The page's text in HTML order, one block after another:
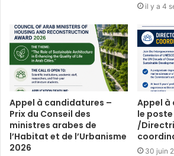
il y a 4
Appel à candidatures –
Prix du Conseil des
ministres arabes de
l’Habitat et de l’Urbanisme
2026
Appel
le
/
30 juin